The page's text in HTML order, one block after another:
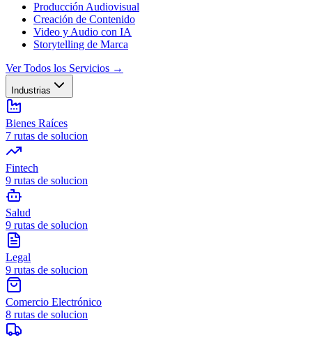
Producción Audiovisual
Creación de Contenido
Video y Audio con IA
Storytelling de Marca
Ver Todos los Servicios →
Industrias
Bienes Raíces
7 rutas de solucion
Fintech
9 rutas de solucion
Salud
9 rutas de solucion
Legal
9 rutas de solucion
Comercio Electrónico
8 rutas de solucion